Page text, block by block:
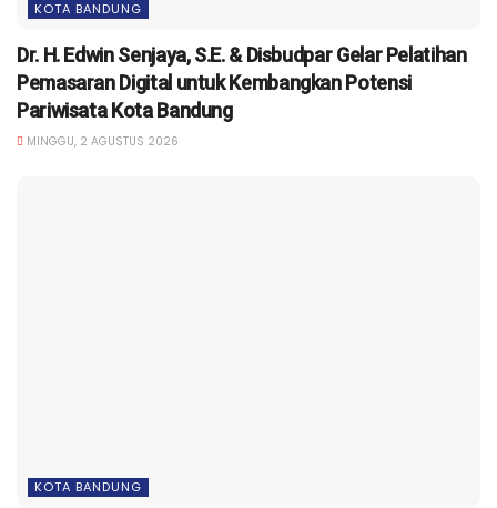
KOTA BANDUNG
Dr. H. Edwin Senjaya, S.E. & Disbudpar Gelar Pelatihan
Pemasaran Digital untuk Kembangkan Potensi
Pariwisata Kota Bandung
MINGGU, 2 AGUSTUS 2026
KOTA BANDUNG